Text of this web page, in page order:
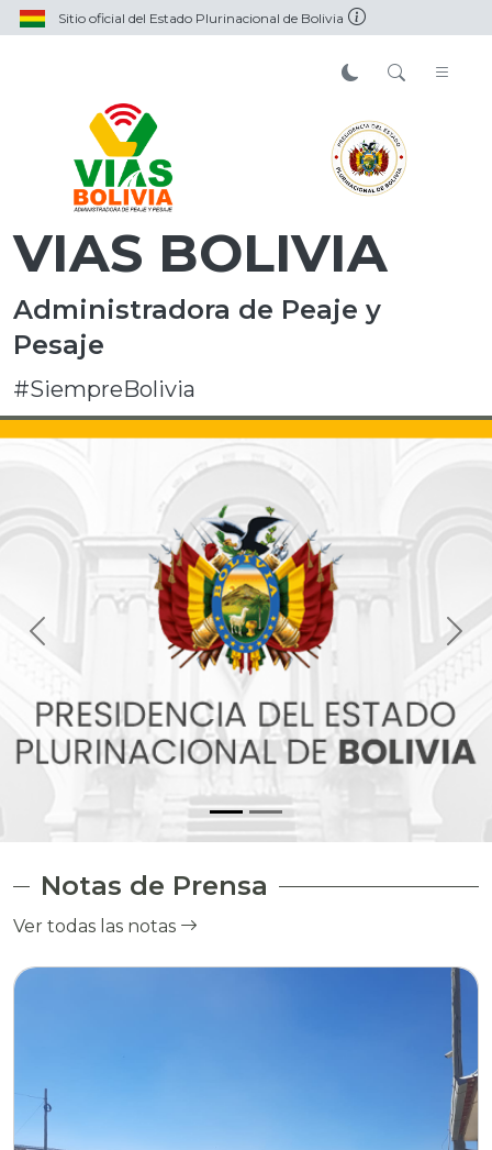
Sitio oficial del Estado Plurinacional de Bolivia
VIAS BOLIVIA
Administradora de Peaje y
Pesaje
#SiempreBolivia
Notas de Prensa
Ver todas las notas